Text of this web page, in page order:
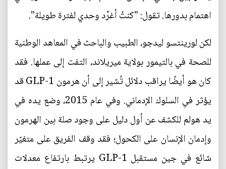
اهتمام بدورها. تقول: "كنتُ أغرِّد وحدي لفترة طويلة".
لكن لورينتسو ليدجو، الطبيب والباحث في المعاهد الوطنية
للصحة في بالتيمور بولاية ميريلاند، التفت إلى عملها. فقد
كان هو أيضًا يراقب دلائل تُشير إلى أن هرمون GLP-1 قد
يؤثر في السلوك الإدماني. وفي عام 2015، وضع يده في
يد هولم للكشف عن أول دليل على وجود صلة بين الهرمون
وإدمان الإنسان على الكحول؛ فقد وقف الفريق على متغيّر
شائع في جين مستقبل GLP-1 يرتبط بارتفاع معدلات